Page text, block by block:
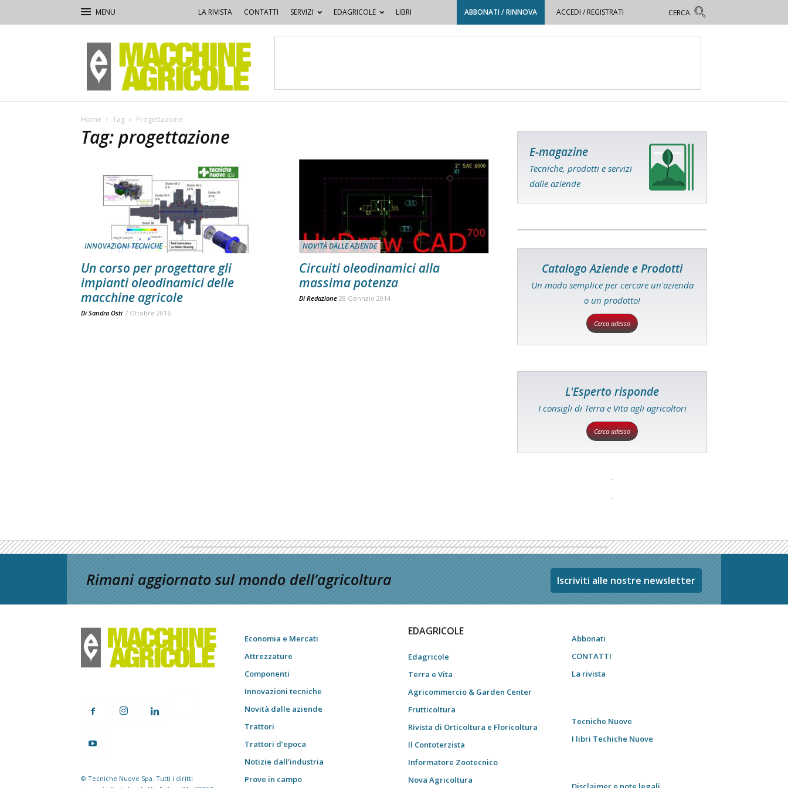
LA RIVISTA CONTATTI SERVIZI EDAGRICOLE LIBRI ABBONATI / RINNOVA ACCEDI / REGISTRATI
Macchine
Agricole
Home Tag Progettazione
Tag: progettazione
INNOVAZIONI TECNICHE
Un corso per progettare gli
impianti oleodinamici delle
macchine agricole
Di Sandra Osti 7 Ottobre 2016
NOVITÀ DALLE AZIENDE
Circuiti oleodinamici alla
massima potenza
Di Redazione 28 Gennaio 2014
E-magazine
Tecniche, prodotti e servizi
dalle aziende
Catalogo Aziende e Prodotti
Un modo semplice per cercare un'azienda
o un prodotto!
Cerca adesso
L'Esperto risponde
I consigli di Terra e Vita agli agricoltori
Cerca adesso
Rimani aggiornato sul mondo dell’agricoltura Iscriviti alle nostre newsletter
© Tecniche Nuove Spa. Tutti i diritti
Economia e Mercati
Attrezzature
Componenti
Innovazioni tecniche
Novità dalle aziende
Trattori
Trattori d’epoca
Notizie dall’industria
Prove in campo
EDAGRICOLE
Edagricole
Terra e Vita
Agricommercio & Garden Center
Frutticoltura
Rivista di Orticoltura e Floricoltura
Il Contoterzista
Informatore Zootecnico
Nova Agricoltura
Abbonati
CONTATTI
La rivista
Tecniche Nuove
I libri Techiche Nuove